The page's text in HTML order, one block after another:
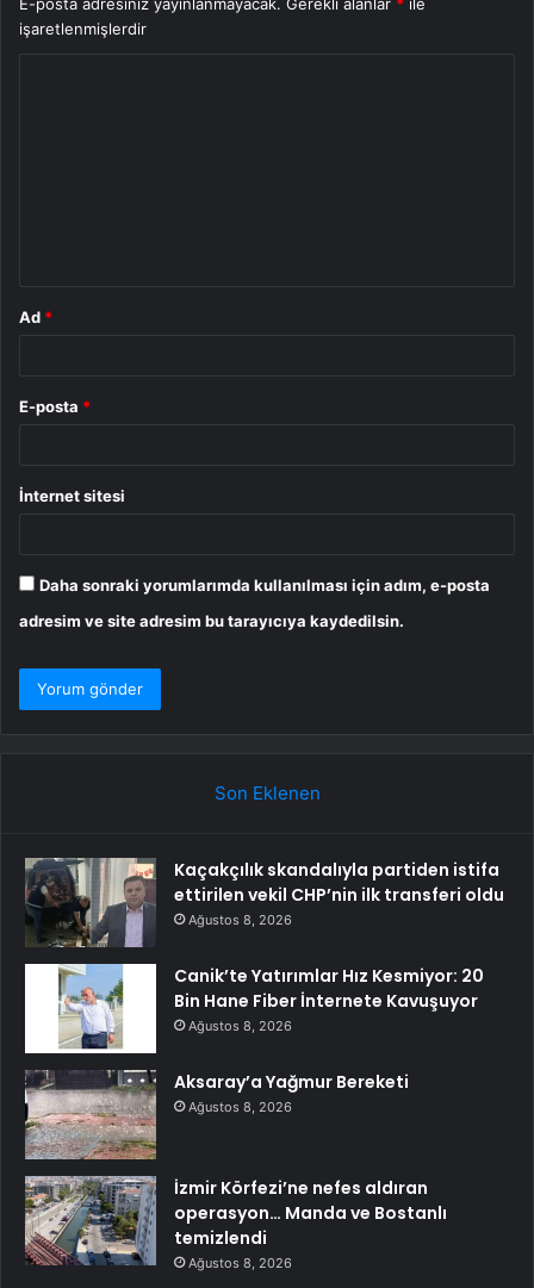
işaretlenmişlerdir
Ad *
E-posta *
İnternet sitesi
Daha sonraki yorumlarımda kullanılması için adım, e-posta
adresim ve site adresim bu tarayıcıya kaydedilsin.
Son Eklenen
Kaçakçılık skandalıyla partiden istifa
ettirilen vekil CHP’nin ilk transferi oldu
Ağustos 8, 2026
Canik’te Yatırımlar Hız Kesmiyor: 20
Bin Hane Fiber İnternete Kavuşuyor
Ağustos 8, 2026
Aksaray’a Yağmur Bereketi
Ağustos 8, 2026
İzmir Körfezi’ne nefes aldıran
operasyon… Manda ve Bostanlı
temizlendi
Ağustos 8, 2026